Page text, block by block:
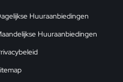
Huuraanbiedingen
Huuraanbiedingen